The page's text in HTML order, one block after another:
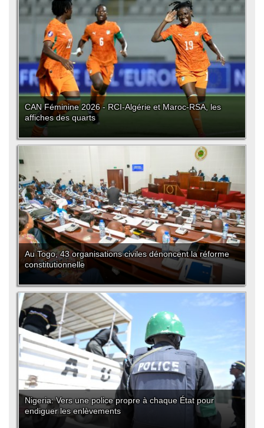
CAN Féminine 2026 - RCI-Algérie et Maroc-RSA, les
affiches des quarts
Au Togo, 43 organisations civiles dénoncent la réforme
constitutionnelle
Nigeria: Vers une police propre à chaque État pour
endiguer les enlèvements